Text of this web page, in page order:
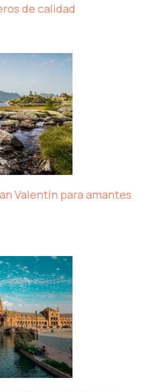
de calidad
Valentín para amantes